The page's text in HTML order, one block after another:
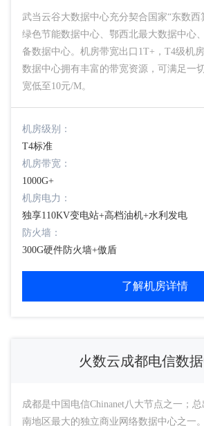
武当云谷大数据中心充分契合国家“东数西
绿色节能数据中心、鄂西北最大数据中心
备数据中心。机房带宽出口1T+，T4级机
数据中心拥有丰富的带宽资源，可满足一
宽低至10元/M。
机房级别：
T4标准
机房带宽：
1000G+
机房电力：
独享110KV变电站+高档油机+水利发电
防火墙：
300G硬件防火墙+傲盾
了解机房详情
火数云成都电信数
成都是中国电信Chinanet八大节点之一；
南地区最大的独立商业网络数据中心之一